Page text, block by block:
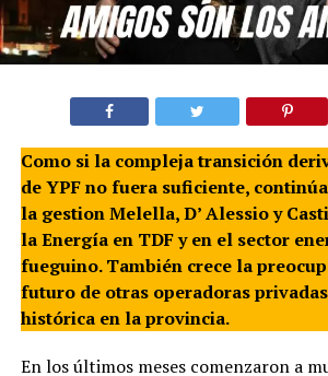
Como si la compleja transición
de YPF no fuera suficiente,
la gestion Melella, D’ Alessio y
la Energía en TDF y en el sector
fueguino. También crece la
futuro de otras operadoras
histórica en la provincia.
En los últimos meses comenzaron a